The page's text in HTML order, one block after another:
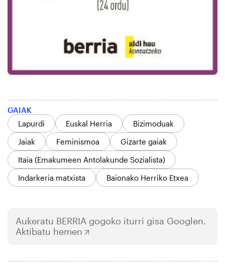
GAIAK
Lapurdi
Euskal Herria
Bizimoduak
Jaiak
Feminismoa
Gizarte gaiak
Itaia (Emakumeen Antolakunde Sozialista)
Indarkeria matxista
Baionako Herriko Etxea
Aukeratu BERRIA gogoko iturri gisa Googlen.
Aktibatu hemen